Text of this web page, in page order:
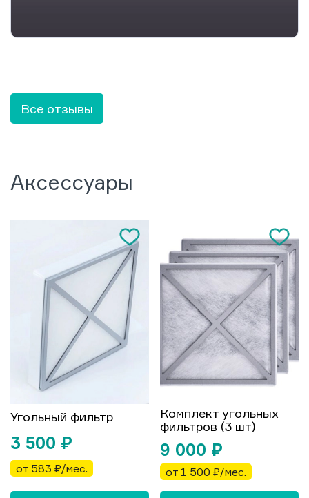
Все отзывы
Аксессуары
Угольный фильтр
3 500 ₽
от 583 ₽/мес.
Комплект угольных
фильтров (3 шт)
9 000 ₽
от 1 500 ₽/мес.